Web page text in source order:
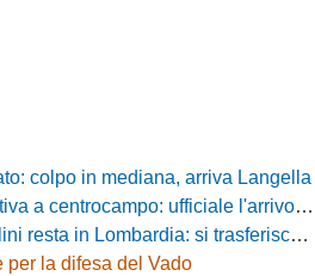
colpo in mediana, arriva Langella
ufficiale l'arrivo di Bilal Khamlich
in Lombardia: si trasferisce in Serie D
per la difesa del Vado